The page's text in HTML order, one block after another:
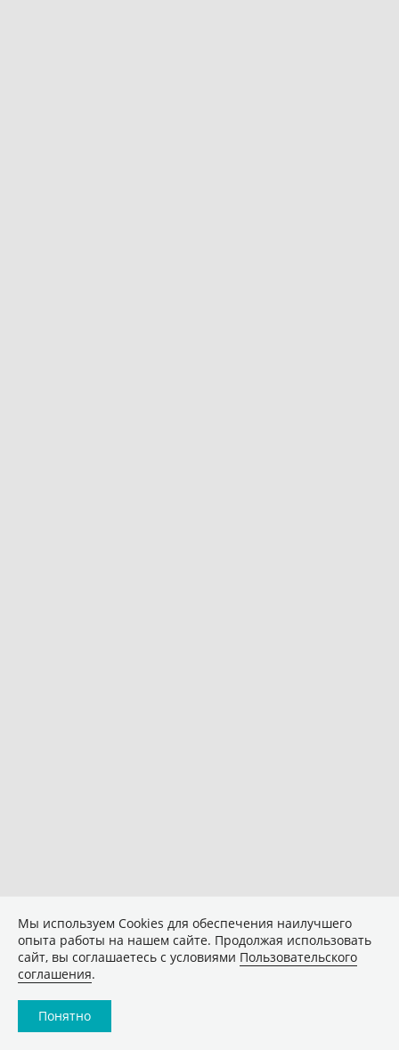
Мы используем Сookies для обеспечения наилучшего
опыта работы на нашем сайте. Продолжая использовать
сайт, вы соглашаетесь с условиями Пользовательского
соглашения.
Понятно